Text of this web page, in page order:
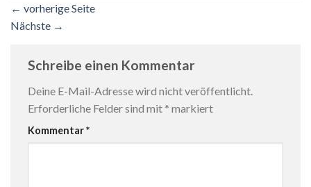
← vorherige Seite
Nächste →
Schreibe einen Kommentar
Deine E-Mail-Adresse wird nicht veröffentlicht.
Erforderliche Felder sind mit * markiert
Kommentar*